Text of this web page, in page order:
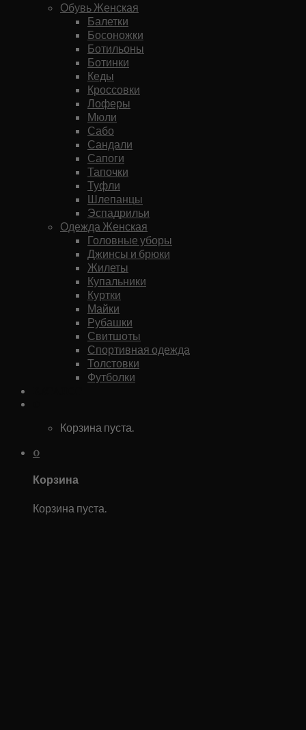
Обувь Женская
Балетки
Босоножки
Ботильоны
Ботинки
Кеды
Кроссовки
Лоферы
Мюли
Сабо
Сандали
Сапоги
Тапочки
Туфли
Шлепанцы
Эспадрильи
Одежда Женская
Головные уборы
Джинсы и брюки
Жилеты
Купальники
Куртки
Майки
Рубашки
Свитшоты
Спортивная одежда
Толстовки
Футболки
Корзина пуста.
0
Корзина
Корзина пуста.